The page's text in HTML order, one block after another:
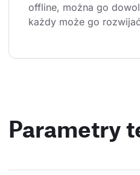
offline, można go
każdy może go
Parametry